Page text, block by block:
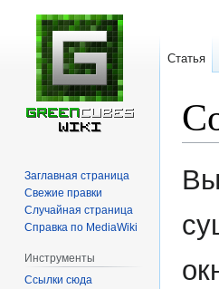
кк
Статья
Заглавная страница
Свежие правки
Случайная страница
Справка по MediaWiki
Инструменты
Ссылки сюда